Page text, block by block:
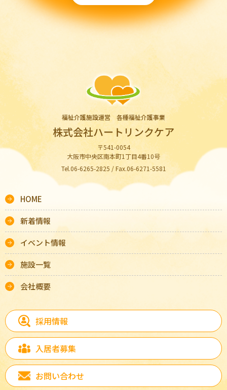
福祉介護施設運営 各種福祉介護事業
株式会社ハートリンクケア
〒541-0054
大阪市中央区南本町1丁目4番10号
Tel.06-6265-2825 / Fax.06-6271-5581
HOME
新着情報
イベント情報
施設一覧
会社概要
採用情報
入居者募集
お問い合わせ